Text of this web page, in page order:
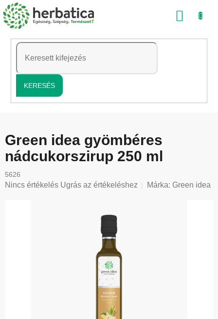
Ugrás
a
tartalomhoz
KERESÉS
Green idea gyömbéres
nádcukorszirup 250 ml
5626
A
Nincs értékelés Ugrás az értékeléshez Márka: Green idea